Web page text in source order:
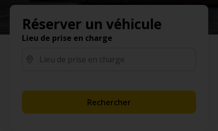
Réserver un véhicule
Lieu de prise en charge
Rechercher